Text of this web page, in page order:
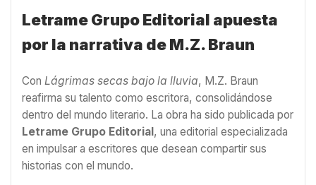
Letrame Grupo Editorial apuesta
por la narrativa de M.Z. Braun
Con Lágrimas secas bajo la lluvia, M.Z. Braun
reafirma su talento como escritora, consolidándose
dentro del mundo literario. La obra ha sido publicada por
Letrame Grupo Editorial, una editorial especializada
en impulsar a escritores que desean compartir sus
historias con el mundo.